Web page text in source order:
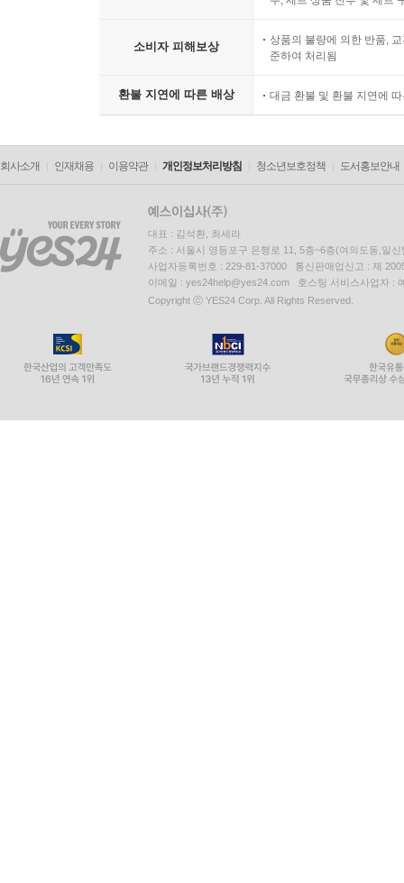
소비자 피해보상
상품의 불량에 의한 반품,
준하여 처리됨
환불 지연에 따른 배상 대금 환불 및 환불 지연에
회사소개 인재채용 이용약관 개인정보처리방침 청소년보호정책 도서홍보안내
대표 : 김석환, 최세라
주소 : 서울시 영등포구 은행로 11, 5층~6층(여의도동,일신
사업자등록번호 : 229-81-37000 통신판매업신고 : 제
이메일 : yes24help@yes24.com 호스팅 서비스사업자 :
Copyright ⓒ YES24 Corp. All Rights Reserved.